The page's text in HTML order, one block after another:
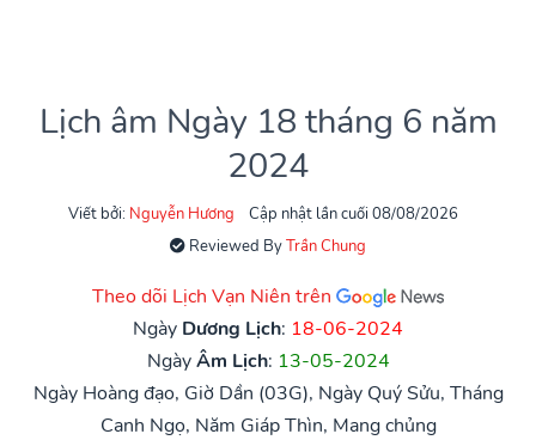
Lịch âm Ngày 18 tháng 6 năm
2024
Viết bởi: Nguyễn Hương
Cập nhật lần cuối 08/08/2026
Reviewed ByTrần Chung
Theo dõi Lịch Vạn Niên trên
Ngày Dương Lịch: 18-06-2024
NgàyÂm Lịch: 13-05-2024
Ngày Hoàng đạo, Giờ Dần (03G), Ngày Quý Sửu, Tháng
Canh Ngọ, Năm Giáp Thìn, Mang chủng